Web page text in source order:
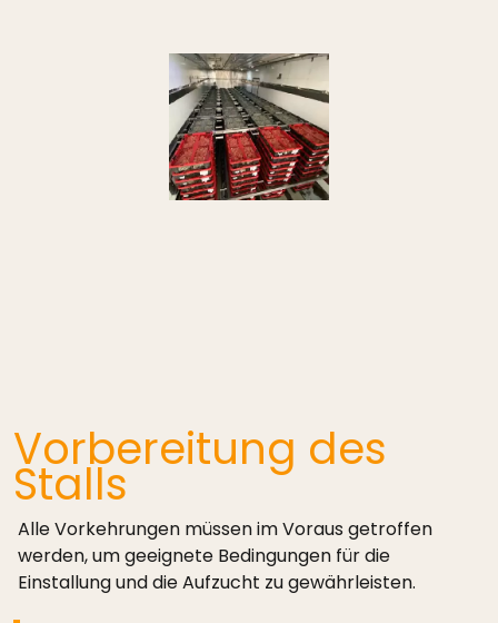
Vorbereitung des
Stalls
Alle Vorkehrungen müssen im Voraus getroffen
werden, um geeignete Bedingungen für die
Einstallung und die Aufzucht zu gewährleisten.